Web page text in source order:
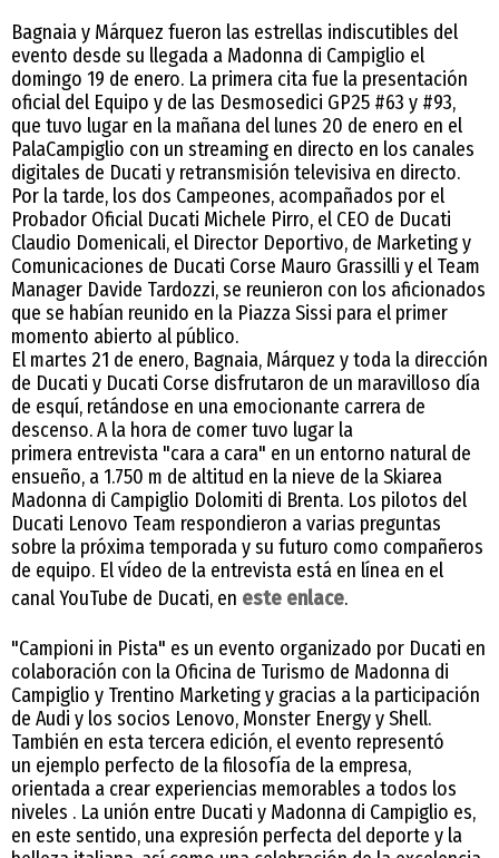
Bagnaia y Márquez fueron las estrellas indiscutibles del
evento desde su llegada a Madonna di Campiglio el
domingo 19 de enero. La primera cita fue la presentación
oficial del Equipo y de las Desmosedici GP25 #63 y #93,
que tuvo lugar en la mañana del lunes 20 de enero en el
PalaCampiglio con un streaming en directo en los canales
digitales de Ducati y retransmisión televisiva en directo.
Por la tarde, los dos Campeones, acompañados por el
Probador Oficial Ducati Michele Pirro, el CEO de Ducati
Claudio Domenicali, el Director Deportivo, de Marketing y
Comunicaciones de Ducati Corse Mauro Grassilli y el Team
Manager Davide Tardozzi, se reunieron con los aficionados
que se habían reunido en la Piazza Sissi para el primer
momento abierto al público.
El martes 21 de enero, Bagnaia, Márquez y toda la dirección
de Ducati y Ducati Corse disfrutaron de un maravilloso día
de esquí, retándose en una emocionante carrera de
descenso. A la hora de comer tuvo lugar la
primera entrevista "cara a cara" en un entorno natural de
ensueño, a 1.750 m de altitud en la nieve de la Skiarea
Madonna di Campiglio Dolomiti di Brenta. Los pilotos del
Ducati Lenovo Team respondieron a varias preguntas
sobre la próxima temporada y su futuro como compañeros
de equipo. El vídeo de la entrevista está en línea en el
canal YouTube de Ducati, en este enlace.
"Campioni in Pista" es un evento organizado por Ducati en
colaboración con la Oficina de Turismo de Madonna di
Campiglio y Trentino Marketing y gracias a la participación
de Audi y los socios Lenovo, Monster Energy y Shell.
También en esta tercera edición, el evento representó
un ejemplo perfecto de la filosofía de la empresa,
orientada a crear experiencias memorables a todos los
niveles . La unión entre Ducati y Madonna di Campiglio es,
en este sentido, una expresión perfecta del deporte y la